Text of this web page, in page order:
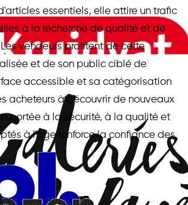
essentiels, elle attire un trafic
à la recherche de qualité et de
vendeurs profitent de cette
et de son public ciblé de
accessible et sa catégorisation
acheteurs à découvrir de nouveaux
portée à la sécurité, à la qualité et
à l'âge renforce la confiance des